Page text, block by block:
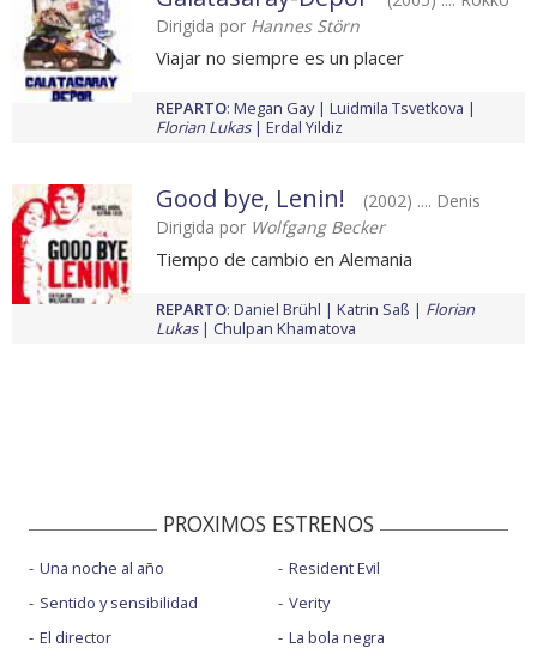
Dirigida por Hannes Störn
Viajar no siempre es un placer
REPARTO: Megan Gay
Luidmila Tsvetkova
Florian Lukas
Erdal Yildiz
Good bye, Lenin!
(2002) .... Denis
Dirigida por Wolfgang Becker
Tiempo de cambio en Alemania
REPARTO: Daniel Brühl Katrin Saß
Florian
Lukas
Chulpan Khamatova
PROXIMOS ESTRENOS
Una noche al año
Sentido y sensibilidad
El director
Resident Evil
Verity
La bola negra